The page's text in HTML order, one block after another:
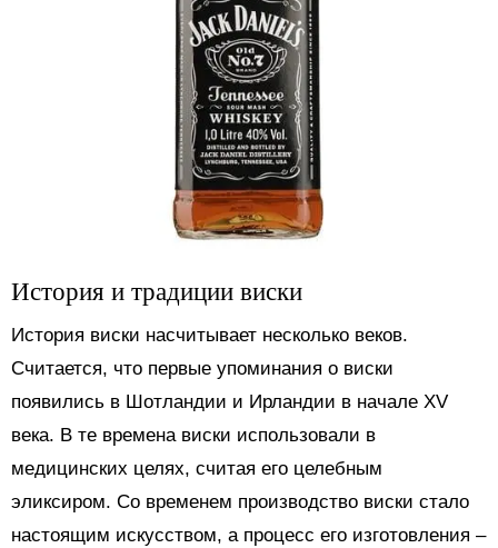
История и традиции виски
История виски насчитывает несколько веков.
Считается, что первые упоминания о виски
появились в Шотландии и Ирландии в начале XV
века. В те времена виски использовали в
медицинских целях, считая его целебным
эликсиром. Со временем производство виски стало
настоящим искусством, а процесс его изготовления –